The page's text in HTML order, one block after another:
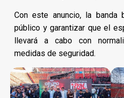
Con este anuncio, la banda
público y garantizar que el
llevará a cabo con
medidas de seguridad.